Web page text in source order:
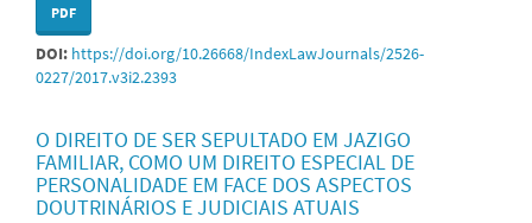
PDF
DOI: https://doi.org/10.26668/IndexLawJournals/2526-
0227/2017.v3i2.2393
O DIREITO DE SER SEPULTADO EM JAZIGO
FAMILIAR, COMO UM DIREITO ESPECIAL DE
PERSONALIDADE EM FACE DOS ASPECTOS
DOUTRINÁRIOS E JUDICIAIS ATUAIS